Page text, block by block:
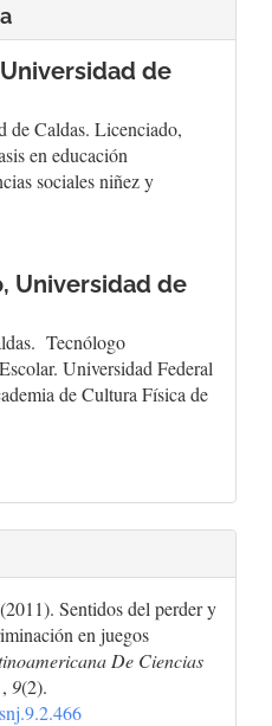
Universidad de
de Caldas. Licenciado,
en educación
sociales niñez y
Universidad de
Tecnólogo
Universidad Federal
de Cultura Física de
Sentidos del perder y
en juegos
De Ciencias
, 9(2).